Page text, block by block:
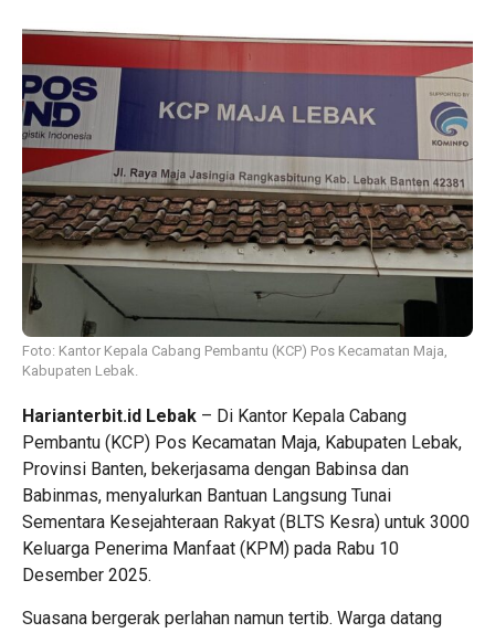
Foto: Kantor Kepala Cabang Pembantu (KCP) Pos Kecamatan Maja,
Kabupaten Lebak.
Harianterbit.id Lebak – Di Kantor Kepala Cabang
Pembantu (KCP) Pos Kecamatan Maja, Kabupaten Lebak,
Provinsi Banten, bekerjasama dengan Babinsa dan
Babinmas, menyalurkan Bantuan Langsung Tunai
Sementara Kesejahteraan Rakyat (BLTS Kesra) untuk 3000
Keluarga Penerima Manfaat (KPM) pada Rabu 10
Desember 2025.
Suasana bergerak perlahan namun tertib. Warga datang